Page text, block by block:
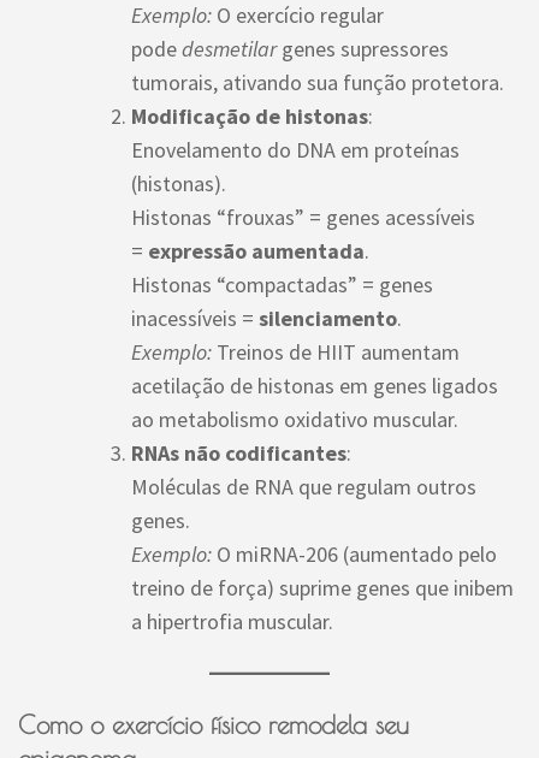
Exemplo: O exercício regular
podedesmetilargenes supressores
tumorais, ativando sua função protetora.
Modificação de histonas:
Enovelamento do DNA em proteínas
(histonas).
Histonas “frouxas” = genes acessíveis
= expressão aumentada.
Histonas “compactadas” = genes
inacessíveis = silenciamento.
Exemplo: Treinos de HIIT aumentam
acetilação de histonas em genes ligados
ao metabolismo oxidativo muscular.
RNAs não codificantes:
Moléculas de RNA que regulam outros
genes.
Exemplo: O miRNA-206 (aumentado pelo
treino de força) suprime genes que inibem
a hipertrofia muscular.
Como o exercício físico remodela seu